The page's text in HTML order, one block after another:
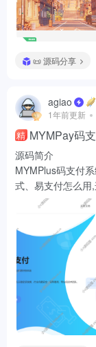
📜 源码分享
agiao
1年前更新
精 MYMPay码
源码简介
MYMPlus码支付
式、易支付怎么用